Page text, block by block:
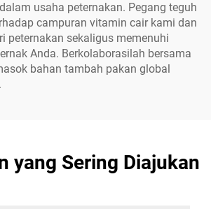
usaha peternakan. Pegang teguh
campuran vitamin cair kami dan
peternakan sekaligus memenuhi
Anda. Berkolaborasilah bersama
bahan tambah pakan global
yang Sering Diajukan